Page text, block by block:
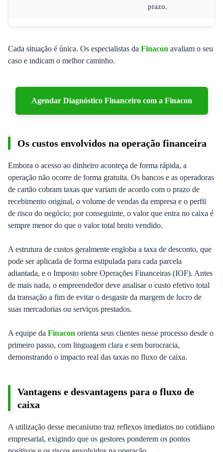
prazo.
Cada situação é única. Os especialistas da Finacon avaliam o seu
caso e indicam o melhor caminho.
Agendar Diagnóstico Financeiro com a Finacon
Os custos envolvidos na operação financeira
Embora o acesso ao dinheiro aconteça de forma rápida, a
operação não ocorre de forma gratuita. Os bancos e as operadoras
de cartão cobram taxas que variam de acordo com o prazo de
recebimento original, o volume de vendas da empresa e o perfil
de risco do negócio; por conseguinte, o valor que entra no caixa é
sempre menor do que o valor total bruto vendido.
A estrutura de custos geralmente engloba a taxa de desconto, que
pode ser aplicada de forma estipulada para cada parcela
adiantada, e o Imposto sobre Operações Financeiras (IOF). Antes
de mais nada, o empreendedor deve analisar o custo efetivo total
da transação a fim de evitar o desgaste da margem de lucro de
suas mercadorias ou serviços prestados.
A equipe da Finacon orienta seus clientes nesse processo desde o
primeiro passo, com linguagem clara e sem burocracia,
demonstrando o impacto real das taxas no fluxo de caixa.
Vantagens e desvantagens para o fluxo de
caixa
A utilização desse mecanismo traz reflexos imediatos no cotidiano
empresarial, exigindo que os gestores ponderem os pontos